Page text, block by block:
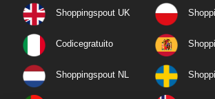
Shoppingspout UK
Codicegratuito
Shoppingspout NL